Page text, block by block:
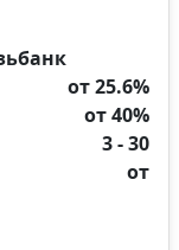
от 25.6%
от 40%
3 - 30
от